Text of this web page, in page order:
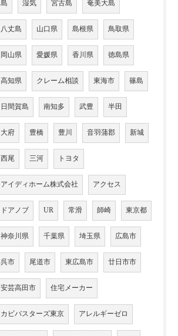
島 湿気 宮古島 奄美大島
八丈島 山口県 島根県 鳥取県
岡山県 愛媛県 香川県 徳島県
高知県 クレーム相談 東海市 篠島
日間賀島 南知多 武豊 半田
大府 豊橋 豊川 音羽蒲郡 新城
西尾 三河 トヨタ
アイディホーム株式会社 アクセス
ドアノブ UR 常滑 師崎 東京都
神奈川県 千葉県 埼玉県 広島市
呉市 尾道市 東広島市 廿日市市
安芸高田市 住宅メーカー
カビバスターズ東京 アレルギーゼロ